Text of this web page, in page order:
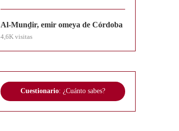
Al-Munḏir, emir omeya de Córdoba
4,6K visitas
Cuestionario: ¿Cuánto sabes?